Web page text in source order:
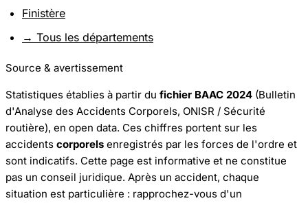
Finistère
→ Tous les départements
Source & avertissement
Statistiques établies à partir du fichier BAAC 2024 (Bulletin
d'Analyse des Accidents Corporels, ONISR / Sécurité
routière), en open data. Ces chiffres portent sur les
accidents corporels enregistrés par les forces de l'ordre et
sont indicatifs. Cette page est informative et ne constitue
pas un conseil juridique. Après un accident, chaque
situation est particulière : rapprochez-vous d'un